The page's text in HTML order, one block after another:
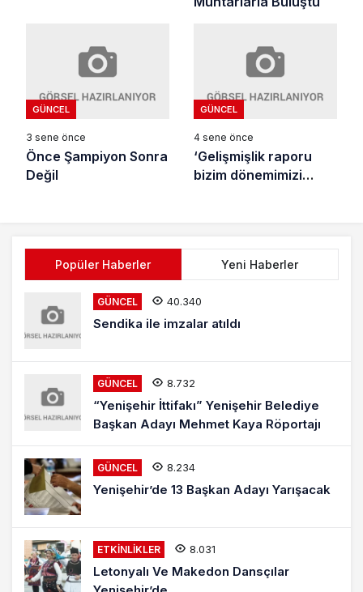
GÜNCEL
3 sene önce
Önce Şampiyon Sonra
Değil
GÜNCEL
4 sene önce
‘Gelişmişlik raporu
bizim dönemimizi
Popüler Haberler Yeni Haberler
GÜNCEL 40.340
Sendika ile imzalar atıldı
GÜNCEL 8.732
“Yenişehir İttifakı” Yenişehir Belediye
Başkan Adayı Mehmet Kaya Röportajı
GÜNCEL 8.234
Yenişehir’de 13 Başkan Adayı Yarışacak
ETKINLIKLER 8.031
Letonyalı Ve Makedon Dansçılar